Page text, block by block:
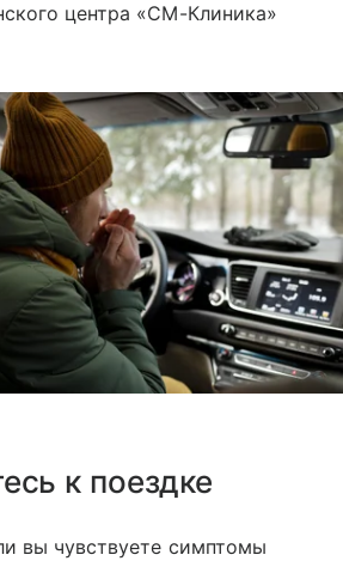
центра «СМ-Клиника»
к поездке
вы чувствуете симптомы